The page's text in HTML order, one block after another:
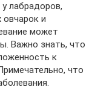
лабрадоров,
овчарок и
может
Важно знать, что
к
что